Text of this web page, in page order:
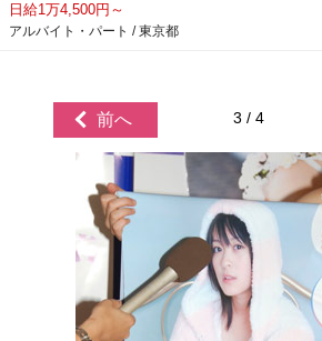
日給1万4,500円～
アルバイト・パート / 東京都
前へ 3 / 4